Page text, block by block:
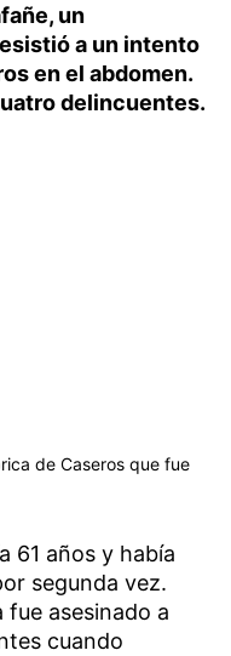
un
a un intento
en el abdomen.
delincuentes.
de Caseros que fue
61 años y había
segunda vez.
fue asesinado a
cuando